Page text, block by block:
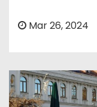
Mar 26, 2024